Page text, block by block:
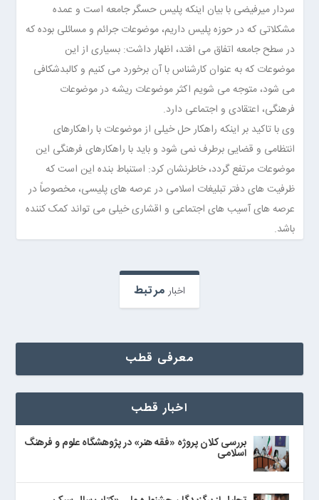
سردار میرفیضی با بیان اینکه پلیس حسگر جامعه است و عمده
مشکلاتی که در حوزه پلیس داریم، موضوعات جرائم و مسائلی بوده که
در سطح جامعه اتفاق می افتد، اظهار داشت: بسیاری از این
موضوعات که به عنوان کارشناس با آن برخورد می کنیم و کالبدشکافی
می شود، متوجه می شویم اکثر موضوعات ریشه در موضوعات
فرهنگی، اعتقادی و اجتماعی دارد.
وی با تاکید بر اینکه راهکار حل خیلی از موضوعات با راهکارهای
انتظامی و قضایی برطرف نمی شود و باید با راهکارهای فرهنگی این
موضوعات مرتفع گردد، خاطرنشان کرد: استنباط بنده این است که
ظرفیت های دفتر تبلیغات اسلامی در عرصه های پلیسی، مخصوصاً در
عرصه های آسیب های اجتماعی و اقشاری خیلی می تواند کمک کننده
باشد.
اخبار مرتبط
معرفی قطب
اخبار قطب
بررسی کلان پروژه «فقه هنر» در پژوهشگاه علوم و فرهنگ
اسلامی